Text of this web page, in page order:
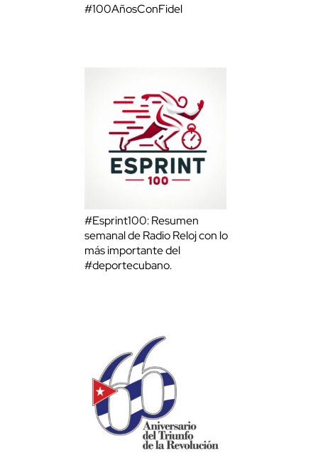
#100AñosConFidel
#Esprint100: Resumen
semanal de Radio Reloj con lo
más importante del
#deportecubano.